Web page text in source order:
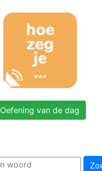
Oefening van de dag